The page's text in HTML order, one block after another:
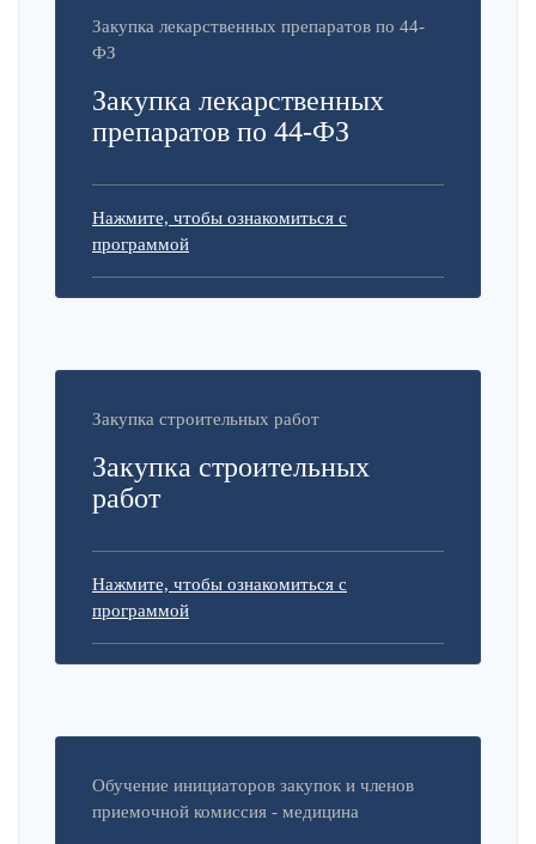
Закупка лекарственных препаратов по 44-
ФЗ
Закупка лекарственных
препаратов по 44-ФЗ
Нажмите, чтобы ознакомиться с
программой
Закупка строительных работ
Закупка строительных
работ
Нажмите, чтобы ознакомиться с
программой
Обучение инициаторов закупок и членов
приемочной комиссия - медицина